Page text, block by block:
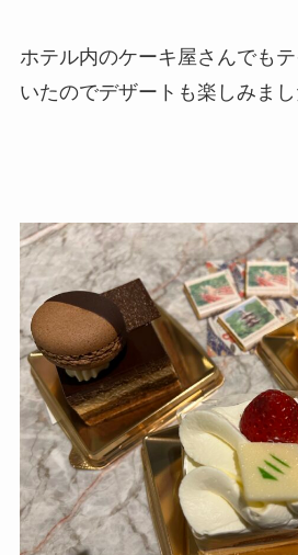
ホテル内のケーキ屋さんでも
いたのでデザートも楽しみまし